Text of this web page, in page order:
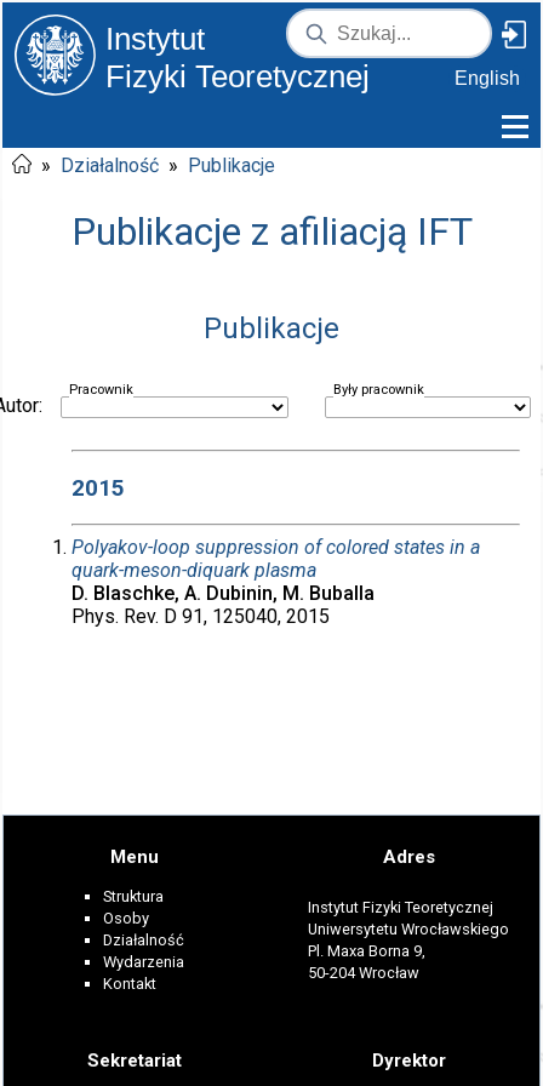
Instytut
Fizyki Teoretycznej
English
» Działalność » Publikacje
Publikacje z afiliacją IFT
Publikacje
Pracownik Były pracownik
2015
Polyakov-loop suppression of colored states in a
quark-meson-diquark plasma
D. Blaschke, A. Dubinin, M. Buballa
Phys. Rev. D 91, 125040, 2015
Menu
Struktura
Osoby
Działalność
Wydarzenia
Kontakt
Adres
Instytut Fizyki Teoretycznej
Uniwersytetu Wrocławskiego
Pl. Maxa Borna 9,
50-204 Wrocław
Sekretariat Dyrektor